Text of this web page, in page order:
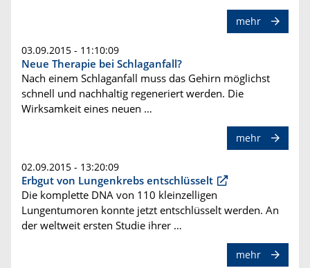
mehr
03.09.2015 - 11:10:09
Neue Therapie bei Schlaganfall?
Nach einem Schlaganfall muss das Gehirn möglichst
schnell und nachhaltig regeneriert werden. Die
Wirksamkeit eines neuen …
mehr
02.09.2015 - 13:20:09
Erbgut von Lungenkrebs entschlüsselt
Die komplette DNA von 110 kleinzelligen
Lungentumoren konnte jetzt entschlüsselt werden. An
der weltweit ersten Studie ihrer …
mehr